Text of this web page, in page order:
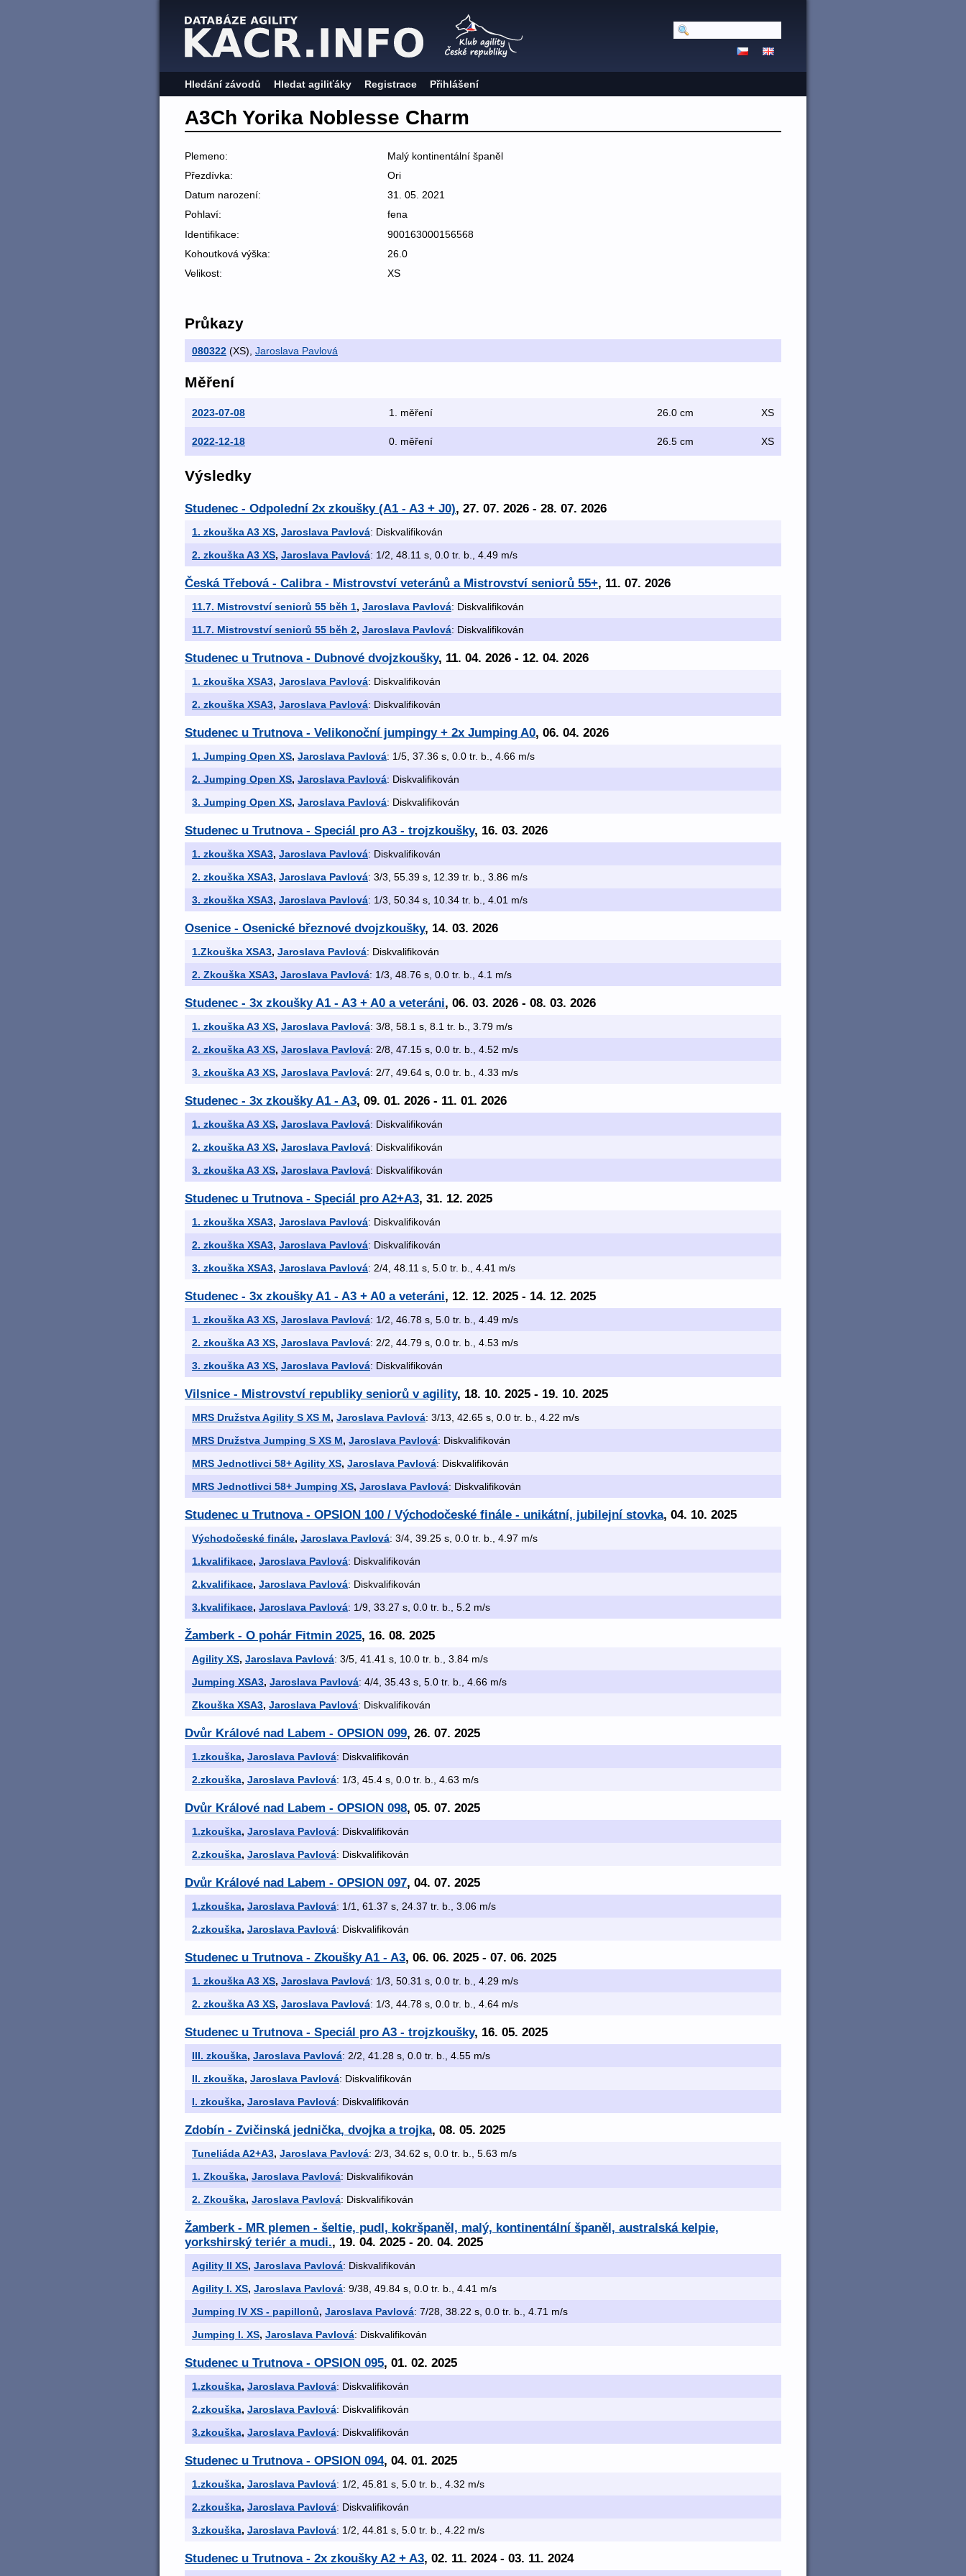
Hledání závodů Hledat agiliťáky Registrace Přihlášení
A3Ch Yorika Noblesse Charm
Plemeno:
Malý kontinentální španěl
Přezdívka:
Ori
Datum narození:
31. 05. 2021
Pohlaví:
fena
Identifikace:
900163000156568
Kohoutková výška:
26.0
Velikost:
XS
Průkazy
080322 (XS) Jaroslava Pavlová
Měření
2023-07-08 1. měření 26.0 cm XS
2022-12-18 0. měření 26.5 cm XS
Výsledky
Studenec - Odpolední 2x zkoušky (A1 - A3 + J0), 27. 07. 2026 - 28. 07. 2026
1. zkouška A3 XS, Jaroslava Pavlová: Diskvalifikován
2. zkouška A3 XS, Jaroslava Pavlová: 1/2, 48.11 s, 0.0 tr. b., 4.49 m/s
Česká Třebová - Calibra - Mistrovství veteránů a Mistrovství seniorů 55+, 11. 07. 2026
11.7. Mistrovství seniorů 55 běh 1, Jaroslava Pavlová: Diskvalifikován
11.7. Mistrovství seniorů 55 běh 2, Jaroslava Pavlová: Diskvalifikován
Studenec u Trutnova - Dubnové dvojzkoušky, 11. 04. 2026 - 12. 04. 2026
1. zkouška XSA3, Jaroslava Pavlová: Diskvalifikován
2. zkouška XSA3, Jaroslava Pavlová: Diskvalifikován
Studenec u Trutnova - Velikonoční jumpingy + 2x Jumping A0, 06. 04. 2026
1. Jumping Open XS, Jaroslava Pavlová: 1/5, 37.36 s, 0.0 tr. b., 4.66 m/s
2. Jumping Open XS, Jaroslava Pavlová: Diskvalifikován
3. Jumping Open XS, Jaroslava Pavlová: Diskvalifikován
Studenec u Trutnova - Speciál pro A3 - trojzkoušky, 16. 03. 2026
1. zkouška XSA3, Jaroslava Pavlová: Diskvalifikován
2. zkouška XSA3, Jaroslava Pavlová: 3/3, 55.39 s, 12.39 tr. b., 3.86 m/s
3. zkouška XSA3, Jaroslava Pavlová: 1/3, 50.34 s, 10.34 tr. b., 4.01 m/s
Osenice - Osenické březnové dvojzkoušky, 14. 03. 2026
1.Zkouška XSA3, Jaroslava Pavlová: Diskvalifikován
2. Zkouška XSA3, Jaroslava Pavlová: 1/3, 48.76 s, 0.0 tr. b., 4.1 m/s
Studenec - 3x zkoušky A1 - A3 + A0 a veteráni, 06. 03. 2026 - 08. 03. 2026
1. zkouška A3 XS, Jaroslava Pavlová: 3/8, 58.1 s, 8.1 tr. b., 3.79 m/s
2. zkouška A3 XS, Jaroslava Pavlová: 2/8, 47.15 s, 0.0 tr. b., 4.52 m/s
3. zkouška A3 XS, Jaroslava Pavlová: 2/7, 49.64 s, 0.0 tr. b., 4.33 m/s
Studenec - 3x zkoušky A1 - A3, 09. 01. 2026 - 11. 01. 2026
1. zkouška A3 XS, Jaroslava Pavlová: Diskvalifikován
2. zkouška A3 XS, Jaroslava Pavlová: Diskvalifikován
3. zkouška A3 XS, Jaroslava Pavlová: Diskvalifikován
Studenec u Trutnova - Speciál pro A2+A3, 31. 12. 2025
1. zkouška XSA3, Jaroslava Pavlová: Diskvalifikován
2. zkouška XSA3, Jaroslava Pavlová: Diskvalifikován
3. zkouška XSA3, Jaroslava Pavlová: 2/4, 48.11 s, 5.0 tr. b., 4.41 m/s
Studenec - 3x zkoušky A1 - A3 + A0 a veteráni, 12. 12. 2025 - 14. 12. 2025
1. zkouška A3 XS, Jaroslava Pavlová: 1/2, 46.78 s, 5.0 tr. b., 4.49 m/s
2. zkouška A3 XS, Jaroslava Pavlová: 2/2, 44.79 s, 0.0 tr. b., 4.53 m/s
3. zkouška A3 XS, Jaroslava Pavlová: Diskvalifikován
Vilsnice - Mistrovství republiky seniorů v agility, 18. 10. 2025 - 19. 10. 2025
MRS Družstva Agility S XS M, Jaroslava Pavlová: 3/13, 42.65 s, 0.0 tr. b., 4.22 m/s
MRS Družstva Jumping S XS M, Jaroslava Pavlová: Diskvalifikován
MRS Jednotlivci 58+ Agility XS, Jaroslava Pavlová: Diskvalifikován
MRS Jednotlivci 58+ Jumping XS, Jaroslava Pavlová: Diskvalifikován
Studenec u Trutnova - OPSION 100 / Východočeské finále - unikátní, jubilejní stovka, 04. 10. 2025
Východočeské finále, Jaroslava Pavlová: 3/4, 39.25 s, 0.0 tr. b., 4.97 m/s
1.kvalifikace, Jaroslava Pavlová: Diskvalifikován
2.kvalifikace, Jaroslava Pavlová: Diskvalifikován
3.kvalifikace, Jaroslava Pavlová: 1/9, 33.27 s, 0.0 tr. b., 5.2 m/s
Žamberk - O pohár Fitmin 2025, 16. 08. 2025
Agility XS, Jaroslava Pavlová: 3/5, 41.41 s, 10.0 tr. b., 3.84 m/s
Jumping XSA3, Jaroslava Pavlová: 4/4, 35.43 s, 5.0 tr. b., 4.66 m/s
Zkouška XSA3, Jaroslava Pavlová: Diskvalifikován
Dvůr Králové nad Labem - OPSION 099, 26. 07. 2025
1.zkouška, Jaroslava Pavlová: Diskvalifikován
2.zkouška, Jaroslava Pavlová: 1/3, 45.4 s, 0.0 tr. b., 4.63 m/s
Dvůr Králové nad Labem - OPSION 098, 05. 07. 2025
1.zkouška, Jaroslava Pavlová: Diskvalifikován
2.zkouška, Jaroslava Pavlová: Diskvalifikován
Dvůr Králové nad Labem - OPSION 097, 04. 07. 2025
1.zkouška, Jaroslava Pavlová: 1/1, 61.37 s, 24.37 tr. b., 3.06 m/s
2.zkouška, Jaroslava Pavlová: Diskvalifikován
Studenec u Trutnova - Zkoušky A1 - A3, 06. 06. 2025 - 07. 06. 2025
1. zkouška A3 XS, Jaroslava Pavlová: 1/3, 50.31 s, 0.0 tr. b., 4.29 m/s
2. zkouška A3 XS, Jaroslava Pavlová: 1/3, 44.78 s, 0.0 tr. b., 4.64 m/s
Studenec u Trutnova - Speciál pro A3 - trojzkoušky, 16. 05. 2025
III. zkouška, Jaroslava Pavlová: 2/2, 41.28 s, 0.0 tr. b., 4.55 m/s
II. zkouška, Jaroslava Pavlová: Diskvalifikován
I. zkouška, Jaroslava Pavlová: Diskvalifikován
Zdobín - Zvičinská jednička, dvojka a trojka, 08. 05. 2025
Tuneliáda A2+A3, Jaroslava Pavlová: 2/3, 34.62 s, 0.0 tr. b., 5.63 m/s
1. Zkouška, Jaroslava Pavlová: Diskvalifikován
2. Zkouška, Jaroslava Pavlová: Diskvalifikován
Žamberk - MR plemen - šeltie, pudl, kokršpaněl, malý, kontinentální španěl, australská kelpie,
yorkshirský teriér a mudi., 19. 04. 2025 - 20. 04. 2025
Agility II XS, Jaroslava Pavlová: Diskvalifikován
Agility I. XS, Jaroslava Pavlová: 9/38, 49.84 s, 0.0 tr. b., 4.41 m/s
Jumping IV XS - papillonů, Jaroslava Pavlová: 7/28, 38.22 s, 0.0 tr. b., 4.71 m/s
Jumping I. XS, Jaroslava Pavlová: Diskvalifikován
Studenec u Trutnova - OPSION 095, 01. 02. 2025
1.zkouška, Jaroslava Pavlová: Diskvalifikován
2.zkouška, Jaroslava Pavlová: Diskvalifikován
3.zkouška, Jaroslava Pavlová: Diskvalifikován
Studenec u Trutnova - OPSION 094, 04. 01. 2025
1.zkouška, Jaroslava Pavlová: 1/2, 45.81 s, 5.0 tr. b., 4.32 m/s
2.zkouška, Jaroslava Pavlová: Diskvalifikován
3.zkouška, Jaroslava Pavlová: 1/2, 44.81 s, 5.0 tr. b., 4.22 m/s
Studenec u Trutnova - 2x zkoušky A2 + A3, 02. 11. 2024 - 03. 11. 2024